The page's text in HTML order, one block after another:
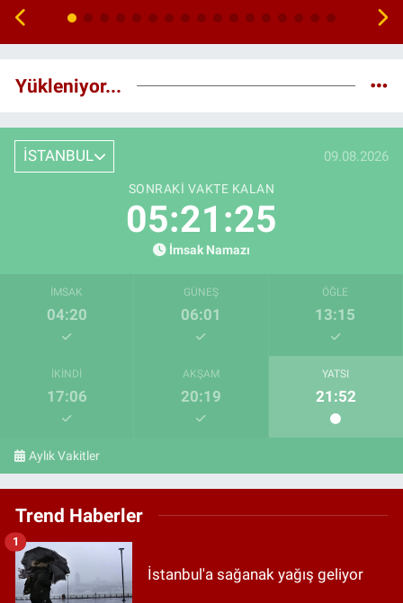
Yükleniyor...
İSTANBUL 09.08.2026
SONRAKI VAKTE KALAN
05:21:24
İmsak Namazı
İMSAK
04:20
GÜNEŞ
06:01
ÖĞLE
13:15
İKINDI
17:06
AKŞAM
20:19
YATSI
21:52
Aylık Vakitler
Trend Haberler
İstanbul'a sağanak yağış geliyor
1